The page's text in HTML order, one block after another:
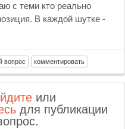
с теми кто реально
В каждой шутке -
или
для публикации